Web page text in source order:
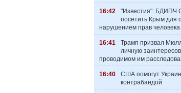
16:42
"Известия": БДИПЧ
посетить Крым для
нарушением прав человека
16:41
Трамп призвал
личную
проводимом им
16:40
США помогут
контрабандой